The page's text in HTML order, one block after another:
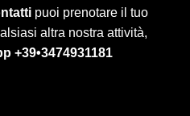
puoi prenotare il tuo
altra nostra attività,
+39•3474931181